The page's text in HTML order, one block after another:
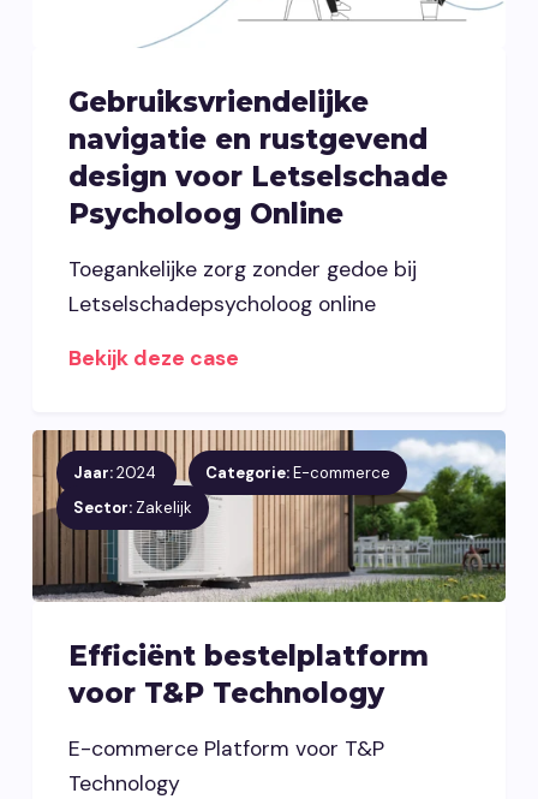
Gebruiksvriendelijke
navigatie en rustgevend
design voor Letselschade
Psycholoog Online
Toegankelijke zorg zonder gedoe bij
Letselschadepsycholoog online
Bekijk deze case
Jaar:2024 Categorie:E-commerce
Sector: Zakelijk
Efficiënt bestelplatform
voor T&P Technology
E-commerce Platform voor T&P
Technology